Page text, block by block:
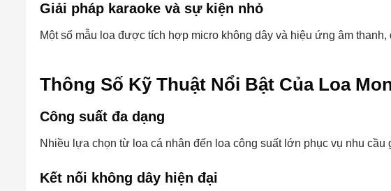
Giải pháp karaoke và sự kiện nhỏ
Một số mẫu loa được tích hợp micro không dây và hiệu ứng âm
Thông Số Kỹ Thuật Nổi Bật Của Loa
Công suất đa dạng
Nhiều lựa chọn từ loa cá nhân đến loa công suất lớn phục vụ nhu cầu
Kết nối không dây hiện đại